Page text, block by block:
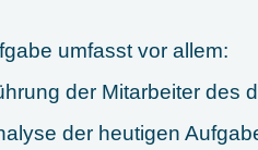
umfasst vor allem:
der Mitarbeiter des
der heutigen